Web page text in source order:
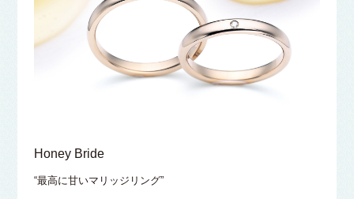
Honey Bride
“最高に甘いマリッジリング”